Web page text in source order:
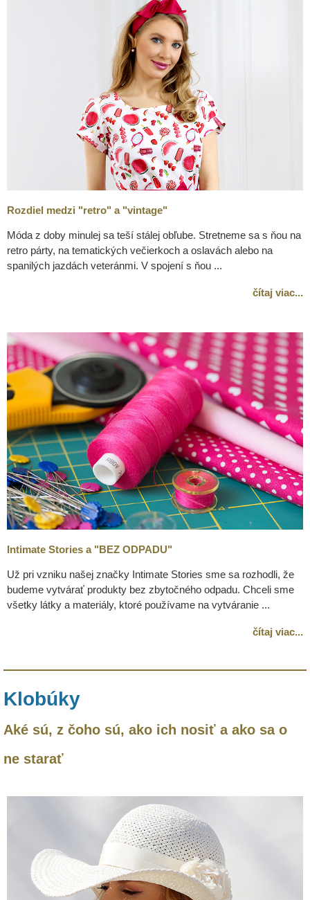
Rozdiel medzi "retro" a "vintage"
Móda z doby minulej sa teší stálej obľube. Stretneme sa s ňou na
retro párty, na tematických večierkoch a oslavách alebo na
spanilých jazdách veteránmi. V spojení s ňou ...
čítaj viac...
Intimate Stories a "BEZ ODPADU"
Už pri vzniku našej značky Intimate Stories sme sa rozhodli, že
budeme vytvárať produkty bez zbytočného odpadu. Chceli sme
všetky látky a materiály, ktoré používame na vytváranie ...
čítaj viac...
Klobúky
Aké sú, z čoho sú, ako ich nosiť a ako sa o
ne starať